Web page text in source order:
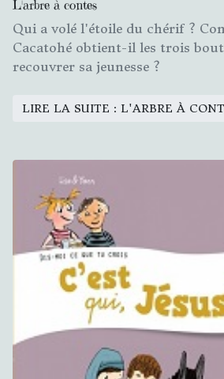
L'arbre à contes
Qui a volé l'étoile du chérif ?
Cacatohé obtient-il les trois
recouvrer sa jeunesse ?
LIRE LA SUITE : L'ARBRE À